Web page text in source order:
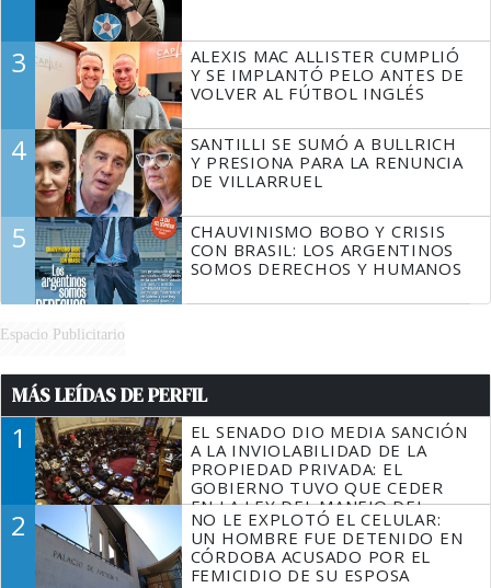
3
ALEXIS MAC ALLISTER CUMPLIÓ
Y SE IMPLANTÓ PELO ANTES DE
VOLVER AL FÚTBOL INGLÉS
4
SANTILLI SE SUMÓ A BULLRICH
Y PRESIONA PARA LA RENUNCIA
DE VILLARRUEL
5
CHAUVINISMO BOBO Y CRISIS
CON BRASIL: LOS ARGENTINOS
SOMOS DERECHOS Y HUMANOS
Espacio Publicitario
MÁS LEÍDAS DE PERFIL
1
EL SENADO DIO MEDIA SANCIÓN
A LA INVIOLABILIDAD DE LA
PROPIEDAD PRIVADA: EL
GOBIERNO TUVO QUE CEDER
EN LA LEY DEL MANEJO DEL
FUEGO
2
NO LE EXPLOTÓ EL CELULAR:
UN HOMBRE FUE DETENIDO EN
CÓRDOBA ACUSADO POR EL
FEMICIDIO DE SU ESPOSA